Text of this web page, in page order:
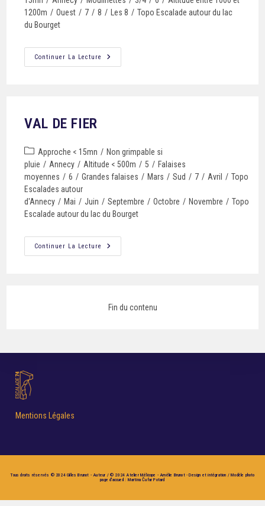
1200m / Ouest / 7 / 8 / Les 8 / Topo Escalade autour du lac
du Bourget
Continuer La Lecture
VAL DE FIER
Approche < 15mn / Non grimpable si
pluie / Annecy / Altitude < 500m / 5 / Falaises
moyennes / 6 / Grandes falaises / Mars / Sud / 7 / Avril / Topo
Escalades autour
d'Annecy / Mai / Juin / Septembre / Octobre / Novembre / Topo
Escalade autour du lac du Bourget
Continuer La Lecture
Fin du contenu
Mentions Légales
Tous droits réservés © 2024 Gilles Brunot - Auteur / © 2024 Atelier Mélicope - Amélie Brunot - Design et intégration / Modèle photo
page d'accueil : Martina Čufar Potard